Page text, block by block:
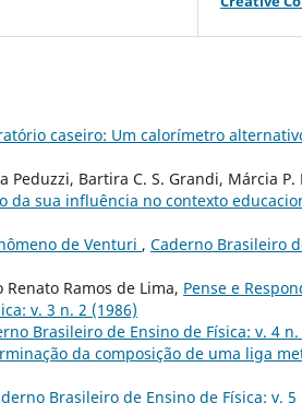
caseiro: Um calorímetro
Peduzzi, Bartira C. S. Grandi, Márcia P.
da sua influência no contexto
de Venturi , Caderno Brasileiro
Ramos de Lima, Pense e
v. 3 n. 2 (1986)
Brasileiro de Ensino de Física: v. 4 n.
da composição de uma liga
Brasileiro de Ensino de Física: v. 5